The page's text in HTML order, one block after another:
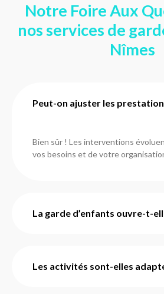
Notre Foire Aux
nos services de
Nîmes
Peut-on ajuster les
Bien sûr ! Les interventions
vos besoins et de votre
différentes aides, comme le
du mode de garde (CMG) ou le